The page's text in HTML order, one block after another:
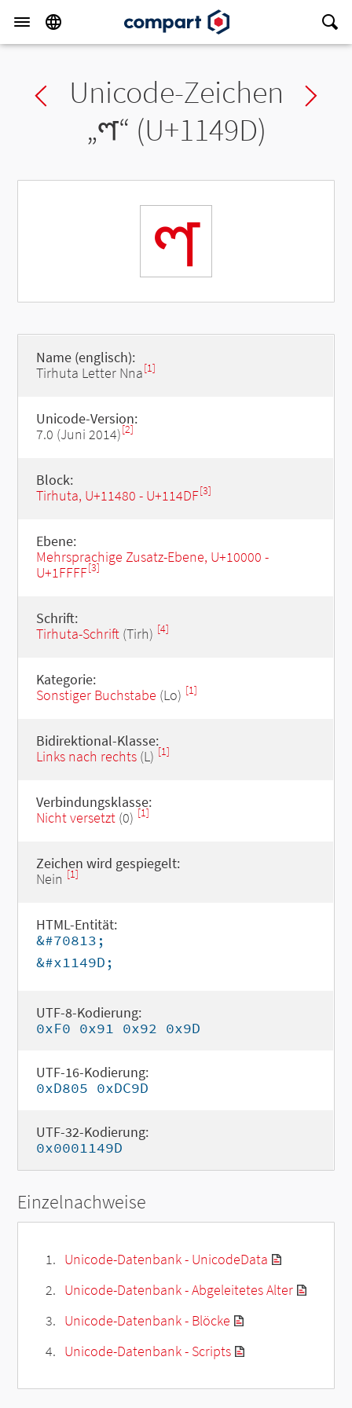
Previous char
Unicode-Zeichen
„𑒝“ (U+1149D)
𑒝
Name (englisch):
Tirhuta Letter Nna[1]
Unicode-Version:
7.0 (Juni 2014)[2]
Block:
Tirhuta, U+11480 - U+114DF[3]
Ebene:
Mehrsprachige Zusatz-Ebene, U+10000 -
U+1FFFF[3]
Schrift:
Tirhuta-Schrift(Tirh) [4]
Kategorie:
Sonstiger Buchstabe (Lo) [1]
Bidirektional-Klasse:
Links nach rechts(L) [1]
Verbindungsklasse:
Nicht versetzt(0) [1]
Zeichen wird gespiegelt:
Nein [1]
HTML-Entität:
&#70813;
&#x1149D;
UTF-8-Kodierung:
0xF0 0x91 0x92 0x9D
UTF-16-Kodierung:
0xD805 0xDC9D
UTF-32-Kodierung:
0x0001149D
Einzelnachweise
Unicode-Datenbank - UnicodeData
Unicode-Datenbank - Abgeleitetes Alter
Unicode-Datenbank - Blöcke
Unicode-Datenbank - Scripts